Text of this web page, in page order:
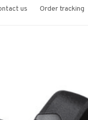
us Order tracking